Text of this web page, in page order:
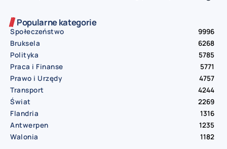
Popularne kategorie
Społeczeństwo
9996
Bruksela
6268
Polityka
5785
Praca i Finanse
5771
Prawo i Urzędy
4757
Transport
4244
Świat
2269
Flandria
1316
Antwerpen
1235
Walonia
1182